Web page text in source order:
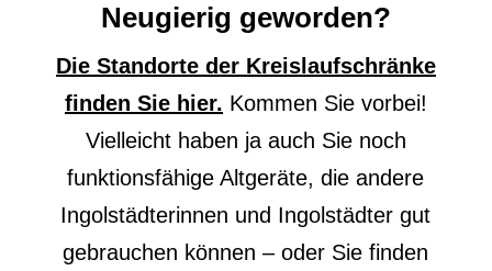
Neugierig geworden?
Die Standorte der Kreislaufschränke
finden Sie hier. Kommen Sie vorbei!
Vielleicht haben ja auch Sie noch
funktionsfähige Altgeräte, die andere
Ingolstädterinnen und Ingolstädter gut
gebrauchen können – oder Sie finden